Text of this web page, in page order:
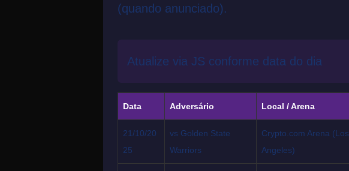
(quando anunciado).
Atualize via JS conforme data do dia
Data Adversário Local / Arena
21/10/20
25
vs Golden State
Warriors
Crypto.com Arena (Los
Angeles)